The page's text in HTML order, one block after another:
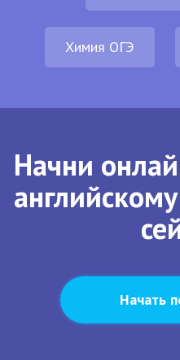
Химия ОГЭ
Начни
Начать